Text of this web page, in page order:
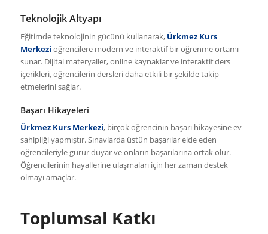
Teknolojik Altyapı
Eğitimde teknolojinin gücünü kullanarak, Ürkmez Kurs
Merkezi öğrencilere modern ve interaktif bir öğrenme ortamı
sunar. Dijital materyaller, online kaynaklar ve interaktif ders
içerikleri, öğrencilerin dersleri daha etkili bir şekilde takip
etmelerini sağlar.
Başarı Hikayeleri
Ürkmez Kurs Merkezi, birçok öğrencinin başarı hikayesine ev
sahipliği yapmıştır. Sınavlarda üstün başarılar elde eden
öğrencileriyle gurur duyar ve onların başarılarına ortak olur.
Öğrencilerinin hayallerine ulaşmaları için her zaman destek
olmayı amaçlar.
Toplumsal Katkı